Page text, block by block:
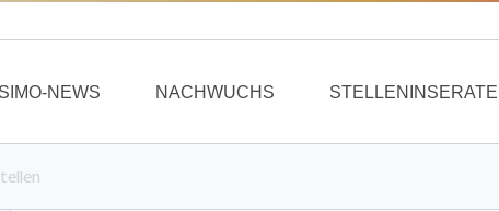
NEWS NACHWUCHS STELLENINSERATE